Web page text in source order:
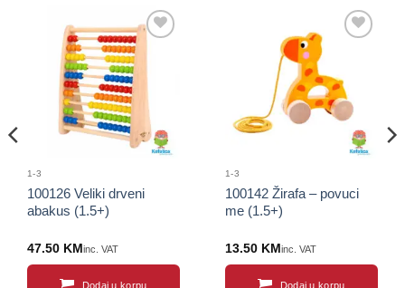
Sačuvaj
proizvod
1-3
100126 Veliki drveni
abakus (1.5+)
47.50 KMinc. VAT
Dodaj u korpu
1-3
100142 Žirafa – povuci
me (1.5+)
13.50 KMinc. VAT
Dodaj u korpu